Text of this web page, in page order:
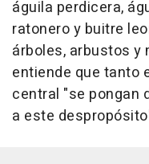
águila perdicera,
ratonero y buitre
árboles, arbustos y
entiende que tanto
central "se pongan
a este